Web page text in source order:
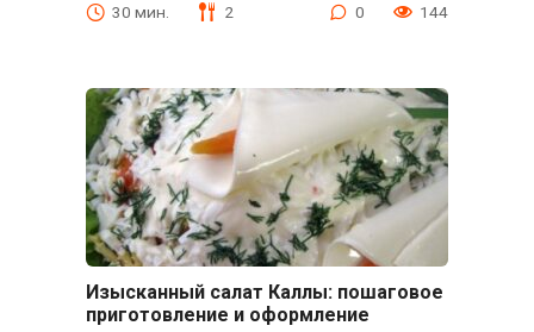
30 мин. 2 0 144
Изысканный салат Каллы: пошаговое
приготовление и оформление